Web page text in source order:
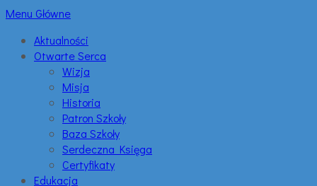
Menu Główne
Aktualności
Otwarte Serca
Wizja
Misja
Historia
Patron Szkoły
Baza Szkoły
Serdeczna Księga
Certyfikaty
Edukacja